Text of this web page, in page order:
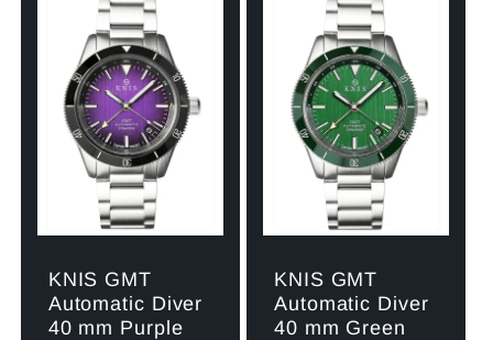
Default
Title
Default
Title
KNIS GMT
Automatic Diver
40 mm Purple
KNIS GMT
Automatic Diver
40 mm Green